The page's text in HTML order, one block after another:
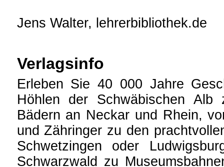
Jens Walter, lehrerbibliothek.de
Verlagsinfo
Erleben Sie 40 000 Jahre
Höhlen der Schwäbischen
Bädern an Neckar und Rhein,
und Zähringer zu den
Schwetzingen oder
Schwarzwald zu